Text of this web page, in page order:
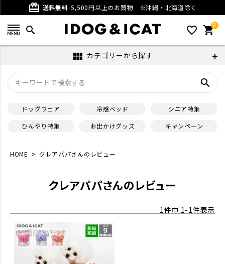
card_giftcard 送料無料 5,500円以上のお買物 ※沖縄・北海道除く
search favorite_outline 0
shopping_cart
view_module カテゴリーから探す
search
ドッグウェア 冷感ベッド
シニア特集
ひんやり特集
お出かけグッズ キャンペーン
HOME クレアパパさんのレビュー
クレアパパさんのレビュー
1件中 1-1件表示